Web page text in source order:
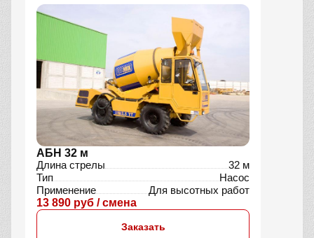
АБН 32 м
Длина стрелы
32 м
Тип
Насос
Применение
Для высотных работ
13 890 руб / смена
Заказать